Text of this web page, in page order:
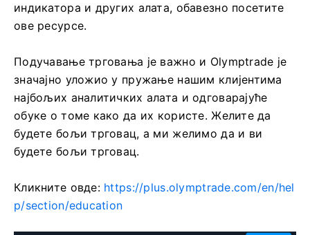
индикатора и других алата, обавезно посетите
ове ресурсе.
Подучавање трговања је важно и Olymptrade је
значајно уложио у пружање нашим клијентима
најбољих аналитичких алата и одговарајуће
обуке о томе како да их користе. Желите да
будете бољи трговац, а ми желимо да и ви
будете бољи трговац.
Кликните овде: https://plus.olymptrade.com/en/hel
p/section/education